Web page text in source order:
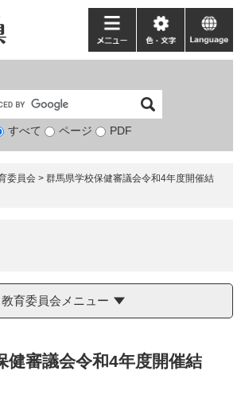
検
象
すべて ページ PDF
メ
ニ
ー
色・
文
language
委員会 > 群馬県学校保健審議会令和4年度開催結
教育委員会メニュー
健審議会令和4年度開催結